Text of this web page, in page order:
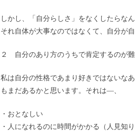
しかし、「自分らしさ」をなくしたらな
それ自体が大事なのではなくて、自分が
２ 自分のあり方のうちで肯定するのが
私は自分の性格であまり好きではないな
もまだあるかと思います。それは―、
・おとなしい
・人になれるのに時間がかかる（人見知り